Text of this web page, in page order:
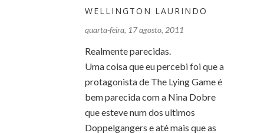
WELLINGTON LAURINDO
quarta-feira, 17 agosto, 2011
Realmente parecidas.
Uma coisa que eu percebi foi que a
protagonista de The Lying Game é
bem parecida com a Nina Dobre
que esteve num dos ultimos
Doppelgangers e até mais que as